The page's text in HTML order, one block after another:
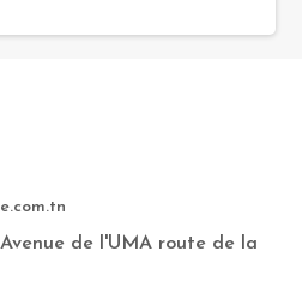
de l'UMA route de la